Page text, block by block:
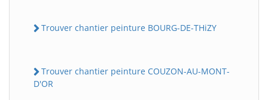
Trouver chantier peinture BOURG-DE-THiZY
Trouver chantier peinture COUZON-AU-MONT-
D'OR